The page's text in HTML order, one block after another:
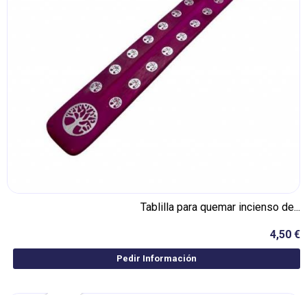
Tablilla para quemar incienso de...
4,50 €
Pedir Información